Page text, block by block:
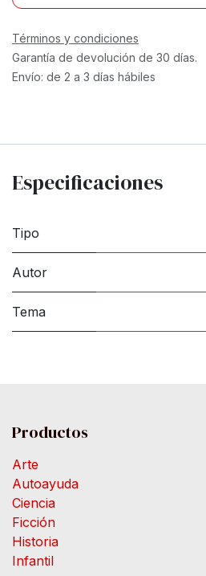
Términos y condiciones
Garantía de devolución de 30 días.
Envío: de 2 a 3 días hábiles
Especificaciones
Tipo
Autor
Tema
Productos
Arte
Autoayuda
Ciencia
Ficción
Historia
Infantil